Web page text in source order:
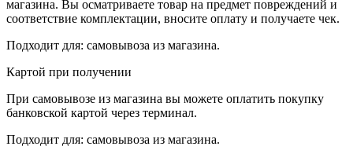
магазина. Вы осматриваете товар на предмет повреждений и
соответствие комплектации, вносите оплату и получаете чек.
Подходит для: самовывоза из магазина.
Картой при получении
При самовывозе из магазина вы можете оплатить покупку
банковской картой через терминал.
Подходит для: самовывоза из магазина.